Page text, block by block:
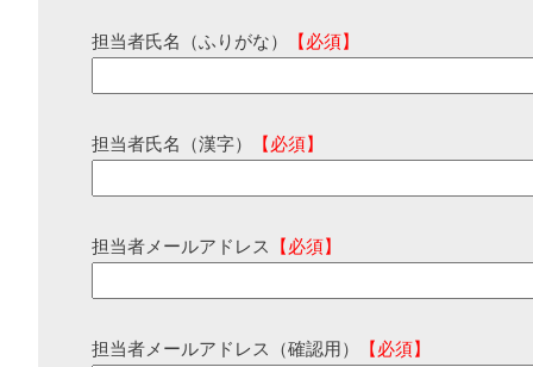
担当者氏名（ふりがな） 【必須】
担当者氏名（漢字） 【必須】
担当者メールアドレス 【必須】
担当者メールアドレス（確認用） 【必須】